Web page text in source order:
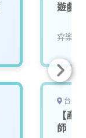
遊戲
弈樂科
台北
【產
師